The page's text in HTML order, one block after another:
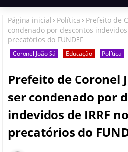
Página inicial Política
Prefeito de
condenado por descontos
precatórios do FUNDEF
Coronel João Sá Educação Política
Prefeito de Coronel
ser condenado por
indevidos de IRRF
precatórios do